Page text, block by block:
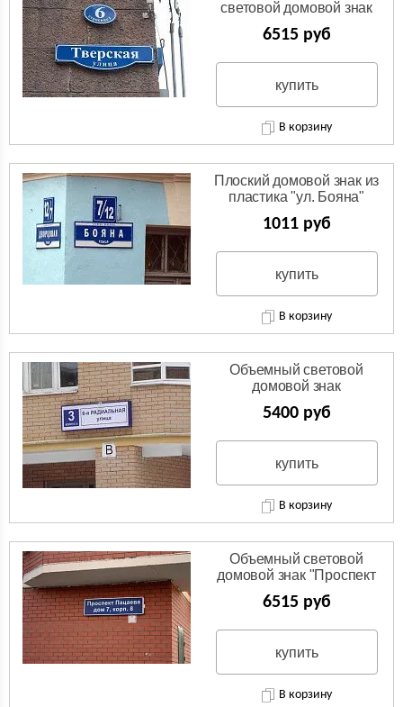
световой домовой знак
"Тверская улица"
6515 руб
купить
В корзину
Плоский домовой знак из
пластика "ул. Бояна"
1011 руб
купить
В корзину
Объемный световой
домовой знак
"Радиальная улица"
5400 руб
купить
В корзину
Объемный световой
домовой знак "Проспект
Пацаева"
6515 руб
купить
В корзину